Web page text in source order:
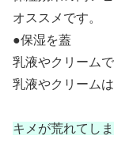
オススメです。
●保湿を蓋
乳液やクリーム
乳液やクリーム
キメが荒れてし